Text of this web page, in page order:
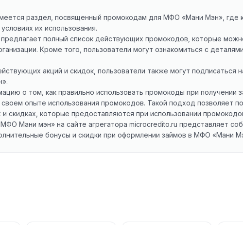
раздел, посвященный промокодам для МФО «Мани Мэн», где
их использования.
полный список действующих промокодов, которые
Кроме того, пользователи могут ознакомиться с
акций и скидок, пользователи также могут подписаться
о том, как правильно использовать промокоды при
опыте использования промокодов. Такой подход позволяет
скидках, которые предоставляются при использовании
Мани мэн» на сайте агрегатора microcredito.ru представляет
бонусы и скидки при оформлении займов в МФО «Мани